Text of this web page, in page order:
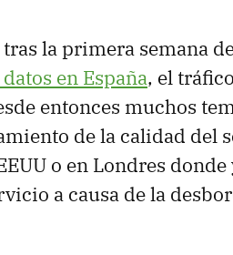
la primera semana
en España, el
entonces muchos
de la calidad del
o en Londres
a causa de la